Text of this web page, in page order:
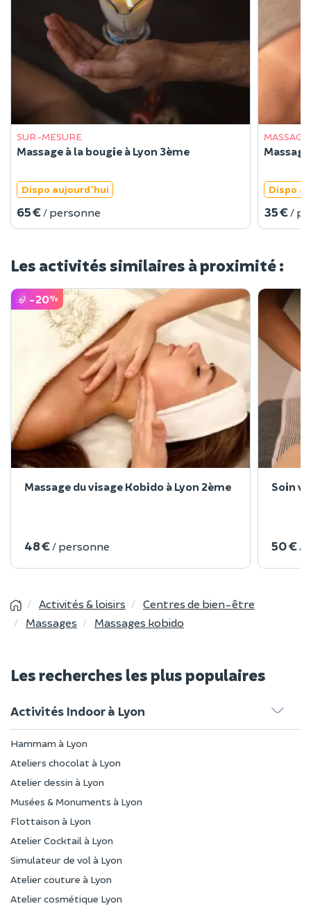
SUR-MESURE
Massage à la bougie à Lyon 3ème
Dispo aujourd'hui
65 € / personne
Dispo
35 € /
Les activités similaires à proximité :
-20%
Massage du visage Kobido à Lyon 2ème
48 € / personne
Soin
50 € /
Activités & loisirs
Centres de bien-être
Massages
Massages kobido
Les recherches les plus populaires
Activités Indoor à Lyon
Hammam à Lyon
Ateliers chocolat à Lyon
Atelier dessin à Lyon
Musées & Monuments à Lyon
Flottaison à Lyon
Atelier Cocktail à Lyon
Simulateur de vol à Lyon
Atelier couture à Lyon
Atelier cosmétique Lyon